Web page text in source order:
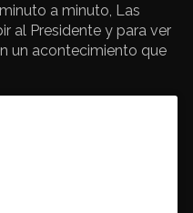
a minuto, Las
al Presidente y para ver
un acontecimiento que